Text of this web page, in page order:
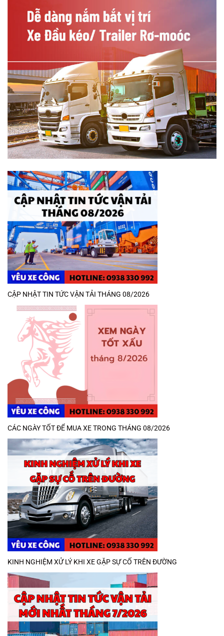
CẬP NHẬT TIN TỨC VẬN TẢI THÁNG 08/2026
CÁC NGÀY TỐT ĐỂ MUA XE TRONG THÁNG 08/2026
KINH NGHIỆM XỬ LÝ KHI XE GẶP SỰ CỐ TRÊN ĐƯỜNG